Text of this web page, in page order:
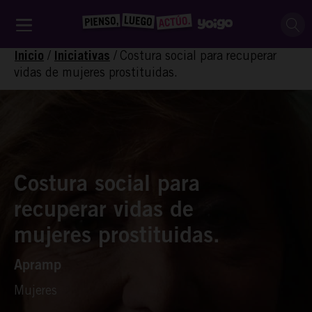
Inicio / Iniciativas / Costura social para recuperar
vidas de mujeres prostituidas.
Costura social para
recuperar vidas de
mujeres prostituidas.
Apramp
Mujeres